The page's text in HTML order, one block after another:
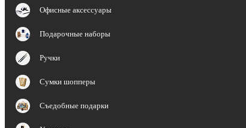
Офисные аксессуары
Подарочные наборы
Ручки
Сумки шопперы
Съедобные подарки